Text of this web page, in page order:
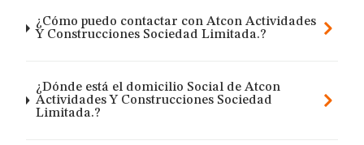
¿Cómo puedo contactar con Atcon Actividades
Y Construcciones Sociedad Limitada.?
¿Dónde está el domicilio Social de Atcon
Actividades Y Construcciones Sociedad
Limitada.?